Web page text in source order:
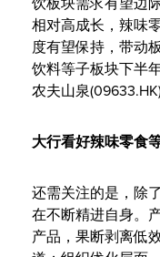
相对高成长，辣味
度有望保持，带动
饮料等子板块下半
农夫山泉
大行看好辣味零食
还需关注的是，除
在不断精进自身。
产品，果断剥离低